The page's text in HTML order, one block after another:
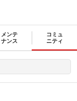
メンテ
ナンス
コミュ
ニティ